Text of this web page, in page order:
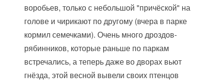
воробьев, только с небольшой "причёской" на
голове и чирикают по другому (вчера в парке
кормил семечками). Очень много дроздов-
рябинников, которые раньше по паркам
встречались, а теперь даже во дворах вьют
гнёзда, этой весной вывели своих птенцов